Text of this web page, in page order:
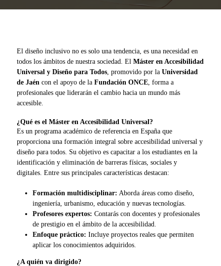
El diseño inclusivo no es solo una tendencia, es una necesidad en
todos los ámbitos de nuestra sociedad. ElMáster en Accesibilidad
Universal y Diseño para Todos , promovido por laUniversidad
de Jaén con el apoyo de laFundación ONCE , forma a
profesionales que liderarán el cambio hacia un mundo más
accesible.
¿Qué es el Máster en Accesibilidad Universal?
Es un programa académico de referencia en España que
proporciona una formación integral sobre accesibilidad universal y
diseño para todos. Su objetivo es capacitar a los estudiantes en la
identificación y eliminación de barreras físicas, sociales y
digitales. Entre sus principales características destacan:
Formación multidisciplinar: Aborda áreas como diseño,
ingeniería, urbanismo, educación y nuevas tecnologías.
Profesores expertos: Contarás con docentes y profesionales
de prestigio en el ámbito de la accesibilidad.
Enfoque práctico: Incluye proyectos reales que permiten
aplicar los conocimientos adquiridos.
¿A quién va dirigido?